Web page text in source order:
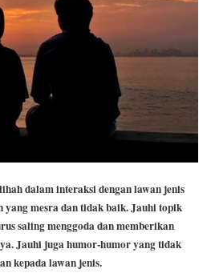
dalam interaksi dengan lawan jenis
yang mesra dan tidak baik. Jauhi topik
saling menggoda dan memberikan
Jauhi juga humor-humor yang tidak
kepada lawan jenis.